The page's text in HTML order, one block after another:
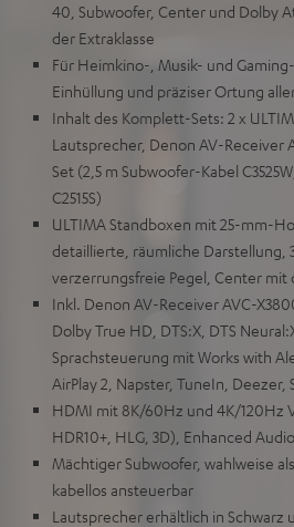
40, Subwoofer, Center und Dolby
der Extraklasse
Für Heimkino-, Musik- und
Einhüllung und präziser Ortung
Inhalt des Komplett-Sets: 2 x
Lautsprecher, Denon AV-Receiver
Set (2,5 m Subwoofer-Kabel
C2515S)
ULTIMA Standboxen mit 25-mm-
detaillierte, räumliche Darstellung,
verzerrungsfreie Pegel, Center
Inkl. Denon AV-Receiver AVC-
Dolby True HD, DTS:X, DTS
Sprachsteuerung mit Works with
AirPlay 2, Napster, TuneIn,
HDMI mit 8K/60Hz und 4K/120Hz
HDR10+, HLG, 3D), Enhanced
Mächtiger Subwoofer, wahlweise
kabellos ansteuerbar
Lautsprecher erhältlich in Schwarz